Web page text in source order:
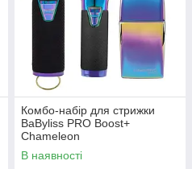
Комбо-набір для стрижки
BaByliss PRO Boost+
Chameleon
(FX8700IBPE+FX7870IBPE+F
XFS2IE)
В наявності